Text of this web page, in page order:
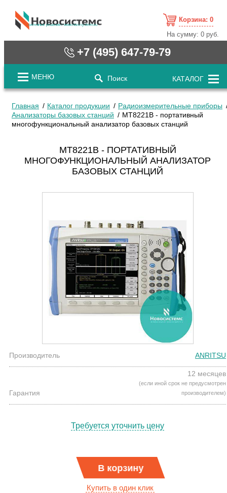
cистемные решения / www.novosystems.ru
Корзина: 0
На сумму:0 руб.
+7 (495) 647-79-79
МЕНЮ Поиск КАТАЛОГ
Главная Каталог продукции
Радиоизмерительные приборы
Анализаторы базовых станций
MT8221B - портативный
многофункциональный анализатор базовых станций
MT8221B - ПОРТАТИВНЫЙ
МНОГОФУНКЦИОНАЛЬНЫЙ АНАЛИЗАТОР
БАЗОВЫХ СТАНЦИЙ
Производитель ANRITSU
Гарантия
12 месяцев
(если иной срок не предусмотрен
производителем)
Требуется уточнить цену
В корзину
Купить в один клик